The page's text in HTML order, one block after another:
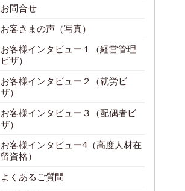
お問合せ
お客さまの声（写真）
お客様インタビュー１（経営管理
ビザ）
お客様インタビュー２（就労ビ
ザ）
お客様インタビュー３（配偶者ビ
ザ）
お客様インタビュー4（高度人材在
留資格）
よくあるご質問